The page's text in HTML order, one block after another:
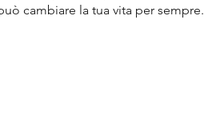
cambiare la tua vita per sempre.